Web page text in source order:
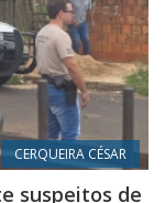
CERQUEIRA CÉSAR
suspeitos de